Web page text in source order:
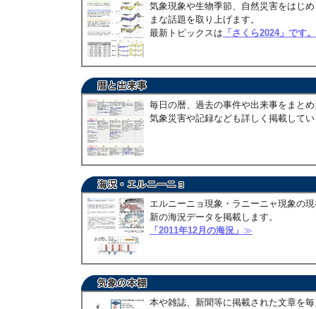
気象現象や生物季節、自然災害をはじ
まな話題を取り上げます。
最新トピックスは 「さくら2024」です。
毎日の暦、過去の事件や出来事をまと
気象災害や記録なども詳しく掲載して
エルニーニョ現象・ラニーニャ現象の
新の海況データを掲載します。
「2011年12月の海況」 ≫
本や雑誌、新聞等に掲載された文章を